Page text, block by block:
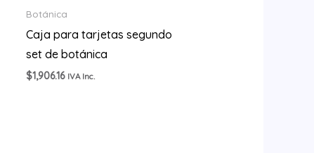
Botánica
Caja para tarjetas segundo
set de botánica
$1,906.16 IVA Inc.